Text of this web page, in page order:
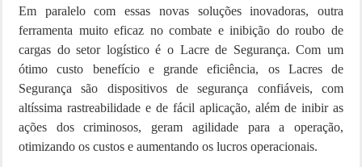
Em paralelo com essas novas soluções inovadoras, outra
ferramenta muito eficaz no combate e inibição do roubo de
cargas do setor logístico é o Lacre de Segurança. Com um
ótimo custo benefício e grande eficiência, os Lacres de
Segurança são dispositivos de segurança confiáveis, com
altíssima rastreabilidade e de fácil aplicação, além de inibir as
ações dos criminosos, geram agilidade para a operação,
otimizando os custos e aumentando os lucros operacionais.